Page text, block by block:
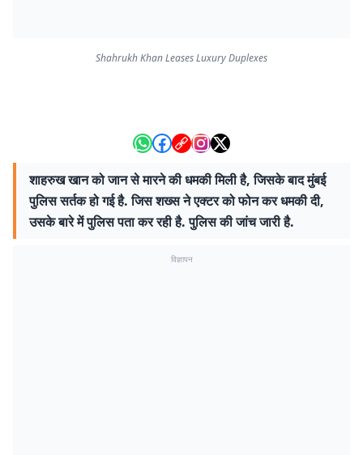
Shahrukh Khan Leases Luxury Duplexes
शाहरुख खान को जान से मारने की धमकी मिली है, जिसके बाद मुंबई
पुलिस सर्तक हो गई है. जिस शख्स ने एक्टर को फोन कर धमकी दी,
उसके बारे में पुलिस पता कर रही है. पुलिस की जांच जारी है.
विज्ञापन